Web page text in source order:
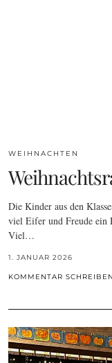
WEIHNACHTEN
Die Kinder aus den
viel Eifer und Freude ein
Viel…
1. JANUAR 2026
KOMMENTAR SCHREIBEN